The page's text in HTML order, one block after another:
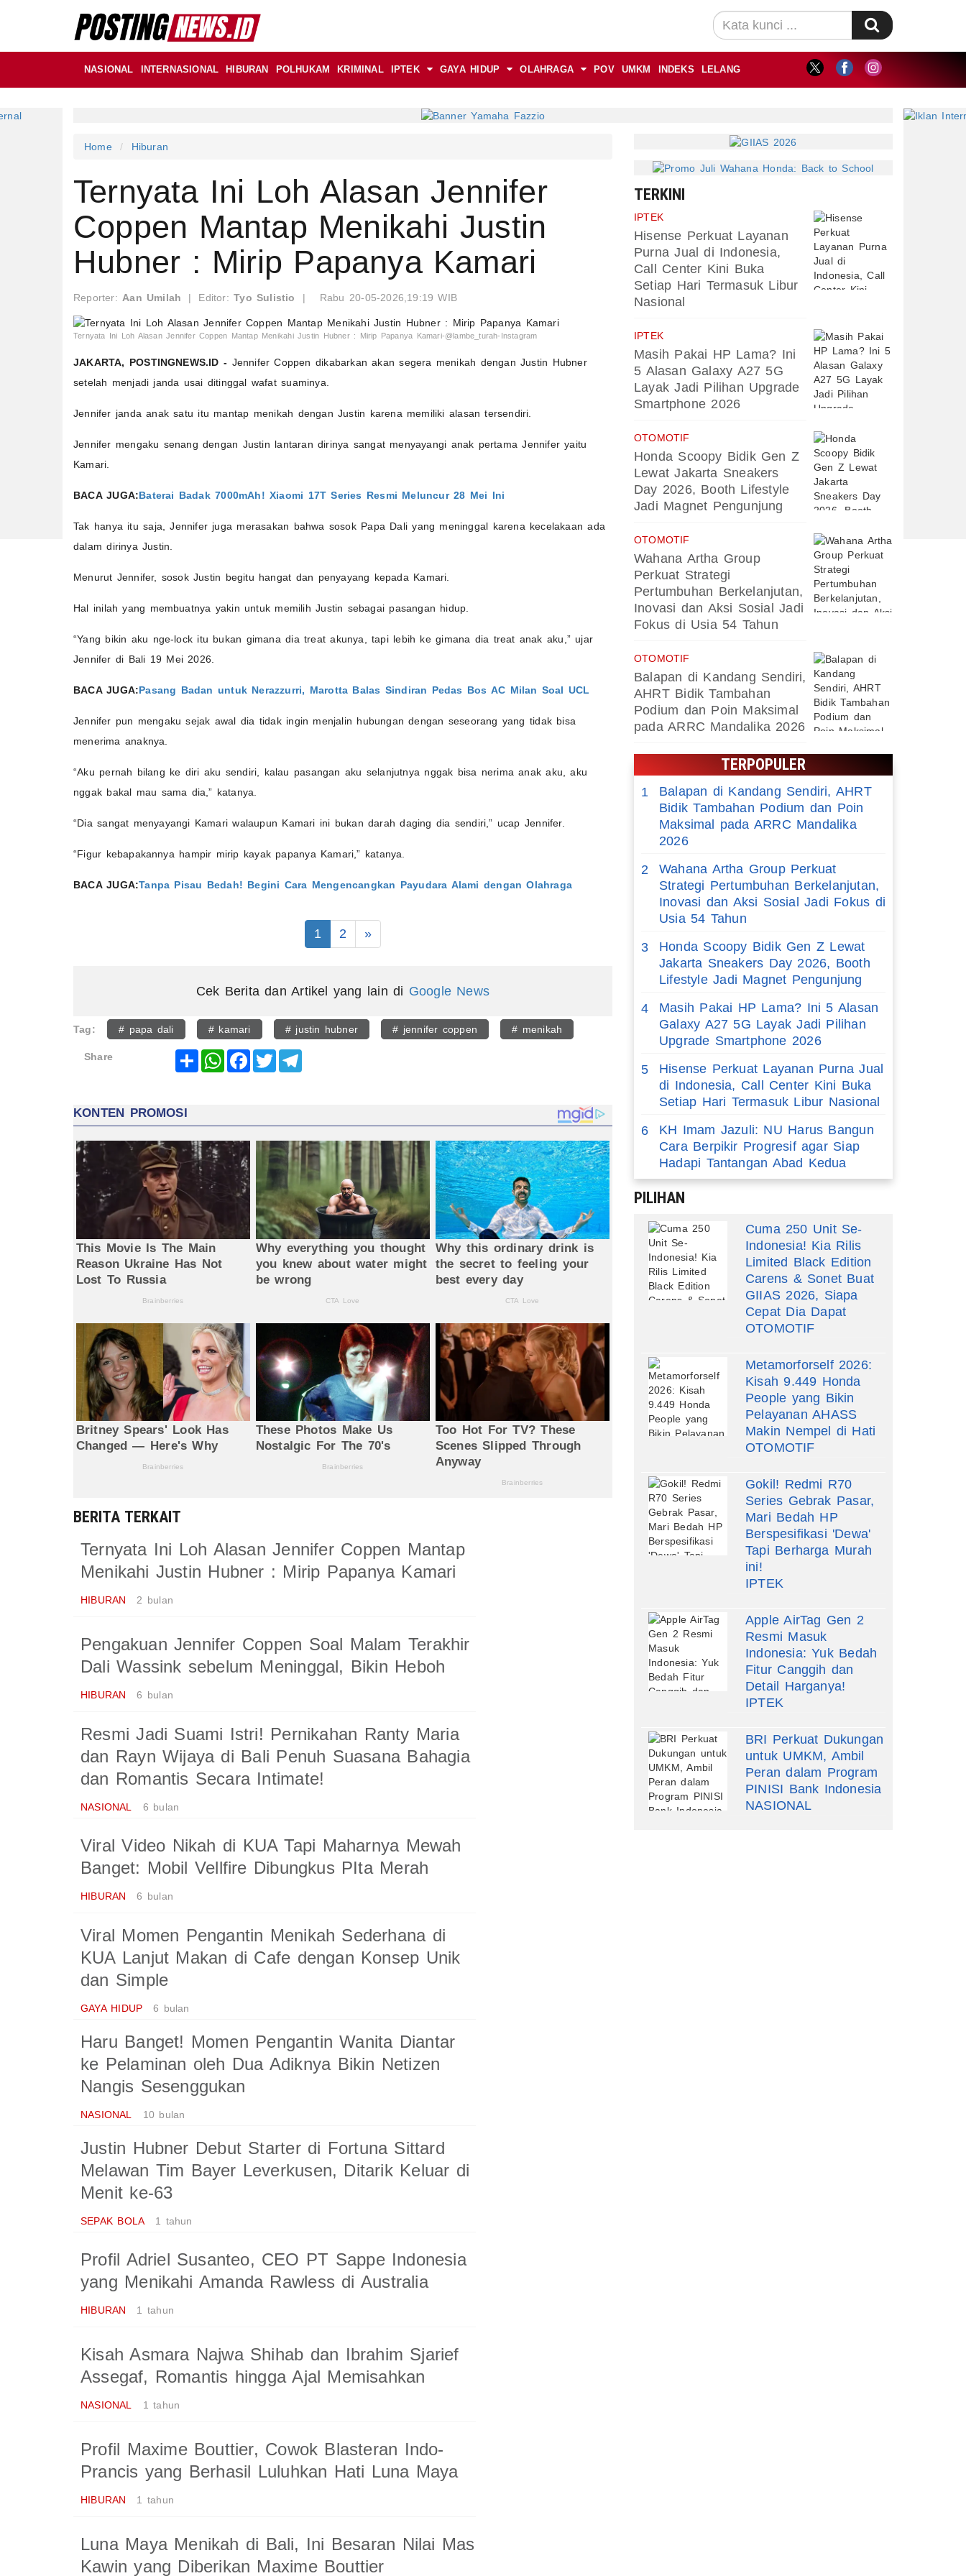
NASIONAL INTERNASIONAL HIBURAN POLHUKAM KRIMINAL IPTEK GAYA HIDUP OLAHRAGA POV UMKM INDEKS LELANG
Home Hiburan
Ternyata Ini Loh Alasan Jennifer
Coppen Mantap Menikahi Justin
Hubner : Mirip Papanya Kamari
Reporter:Aan Umilah | Editor:Tyo Sulistio | Rabu 20-05-2026,19:19 WIB
Ternyata Ini Loh Alasan Jennifer Coppen Mantap Menikahi Justin Hubner : Mirip Papanya Kamari-@lambe_turah-Instagram
JAKARTA, POSTINGNEWS.ID - Jennifer Coppen dikabarkan akan segera menikah dengan Justin Hubner
setelah menjadi janda usai ditinggal wafat suaminya.
Jennifer janda anak satu itu mantap menikah dengan Justin karena memiliki alasan tersendiri.
Jennifer mengaku senang dengan Justin lantaran dirinya sangat menyayangi anak pertama Jennifer yaitu
Kamari.
BACA JUGA:Baterai Badak 7000mAh! Xiaomi 17T Series Resmi Meluncur 28 Mei Ini
Tak hanya itu saja, Jennifer juga merasakan bahwa sosok Papa Dali yang meninggal karena kecelakaan ada
dalam dirinya Justin.
Menurut Jennifer, sosok Justin begitu hangat dan penyayang kepada Kamari.
Hal inilah yang membuatnya yakin untuk memilih Justin sebagai pasangan hidup.
“Yang bikin aku nge-lock itu bukan gimana dia treat akunya, tapi lebih ke gimana dia treat anak aku,” ujar
Jennifer di Bali 19 Mei 2026.
BACA JUGA:Pasang Badan untuk Nerazzurri, Marotta Balas Sindiran Pedas Bos AC Milan Soal UCL
Jennifer pun mengaku sejak awal dia tidak ingin menjalin hubungan dengan seseorang yang tidak bisa
menerima anaknya.
“Aku pernah bilang ke diri aku sendiri, kalau pasangan aku selanjutnya nggak bisa nerima anak aku, aku
nggak bakal mau sama dia,” katanya.
“Dia sangat menyayangi Kamari walaupun Kamari ini bukan darah daging dia sendiri,” ucap Jennifer.
“Figur kebapakannya hampir mirip kayak papanya Kamari,” katanya.
BACA JUGA:Tanpa Pisau Bedah! Begini Cara Mengencangkan Payudara Alami dengan Olahraga
1 2 »
Cek Berita dan Artikel yang lain di Google News
Tag: # papa dali # kamari # justin hubner # jennifer coppen # menikah
Share Share WhatsAppFacebook
Twitter
BERITA TERKAIT
Ternyata Ini Loh Alasan Jennifer Coppen Mantap
Menikahi Justin Hubner : Mirip Papanya Kamari
HIBURAN 2 bulan
Pengakuan Jennifer Coppen Soal Malam Terakhir
Dali Wassink sebelum Meninggal, Bikin Heboh
HIBURAN 6 bulan
Resmi Jadi Suami Istri! Pernikahan Ranty Maria
dan Rayn Wijaya di Bali Penuh Suasana Bahagia
dan Romantis Secara Intimate!
NASIONAL 6 bulan
Viral Video Nikah di KUA Tapi Maharnya Mewah
Banget: Mobil Vellfire Dibungkus PIta Merah
HIBURAN 6 bulan
Viral Momen Pengantin Menikah Sederhana di
KUA Lanjut Makan di Cafe dengan Konsep Unik
dan Simple
GAYA HIDUP 6 bulan
Haru Banget! Momen Pengantin Wanita Diantar
ke Pelaminan oleh Dua Adiknya Bikin Netizen
Nangis Sesenggukan
NASIONAL 10 bulan
Justin Hubner Debut Starter di Fortuna Sittard
Melawan Tim Bayer Leverkusen, Ditarik Keluar di
Menit ke-63
SEPAK BOLA 1 tahun
Profil Adriel Susanteo, CEO PT Sappe Indonesia
yang Menikahi Amanda Rawless di Australia
HIBURAN 1 tahun
Kisah Asmara Najwa Shihab dan Ibrahim Sjarief
Assegaf, Romantis hingga Ajal Memisahkan
NASIONAL 1 tahun
Profil Maxime Bouttier, Cowok Blasteran Indo-
Prancis yang Berhasil Luluhkan Hati Luna Maya
HIBURAN 1 tahun
Luna Maya Menikah di Bali, Ini Besaran Nilai Mas
Kawin yang Diberikan Maxime Bouttier
TERKINI
IPTEK
Hisense Perkuat Layanan
Purna Jual di Indonesia,
Call Center Kini Buka
Setiap Hari Termasuk Libur
Nasional
IPTEK
Masih Pakai HP Lama? Ini
5 Alasan Galaxy A27 5G
Layak Jadi Pilihan Upgrade
Smartphone 2026
OTOMOTIF
Honda Scoopy Bidik Gen Z
Lewat Jakarta Sneakers
Day 2026, Booth Lifestyle
Jadi Magnet Pengunjung
OTOMOTIF
Wahana Artha Group
Perkuat Strategi
Pertumbuhan Berkelanjutan,
Inovasi dan Aksi Sosial Jadi
Fokus di Usia 54 Tahun
OTOMOTIF
Balapan di Kandang Sendiri,
AHRT Bidik Tambahan
Podium dan Poin Maksimal
pada ARRC Mandalika 2026
TERPOPULER
1
Balapan di Kandang Sendiri, AHRT
Bidik Tambahan Podium dan Poin
Maksimal pada ARRC Mandalika
2026
2
Wahana Artha Group Perkuat
Strategi Pertumbuhan Berkelanjutan,
Inovasi dan Aksi Sosial Jadi Fokus di
Usia 54 Tahun
3
Honda Scoopy Bidik Gen Z Lewat
Jakarta Sneakers Day 2026, Booth
Lifestyle Jadi Magnet Pengunjung
4
Masih Pakai HP Lama? Ini 5 Alasan
Galaxy A27 5G Layak Jadi Pilihan
Upgrade Smartphone 2026
5
Hisense Perkuat Layanan Purna Jual
di Indonesia, Call Center Kini Buka
Setiap Hari Termasuk Libur Nasional
6
KH Imam Jazuli: NU Harus Bangun
Cara Berpikir Progresif agar Siap
Hadapi Tantangan Abad Kedua
PILIHAN
Cuma 250 Unit Se-
Indonesia! Kia Rilis
Limited Black Edition
Carens & Sonet Buat
GIIAS 2026, Siapa
Cepat Dia Dapat
OTOMOTIF
Metamorforself 2026:
Kisah 9.449 Honda
People yang Bikin
Pelayanan AHASS
Makin Nempel di Hati
OTOMOTIF
Gokil! Redmi R70
Series Gebrak Pasar,
Mari Bedah HP
Berspesifikasi 'Dewa'
Tapi Berharga Murah
ini!
IPTEK
Apple AirTag Gen 2
Resmi Masuk
Indonesia: Yuk Bedah
Fitur Canggih dan
Detail Harganya!
IPTEK
BRI Perkuat Dukungan
untuk UMKM, Ambil
Peran dalam Program
PINISI Bank Indonesia
NASIONAL